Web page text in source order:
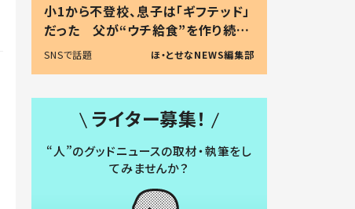
小1から不登校、息子は「ギフテッド」
だった 父が“ウチ給食”を作り続け
る理由とは #令和の親 #令和の子
SNSで話題 ほ・とせなNEWS編集部
ライター募集！
“人”のグッドニュースの取材・執筆をし
てみませんか？